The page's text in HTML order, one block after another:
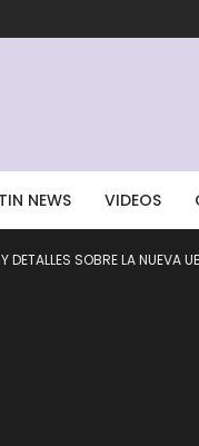
NEWS VIDEOS
DETALLES SOBRE LA NUEVA